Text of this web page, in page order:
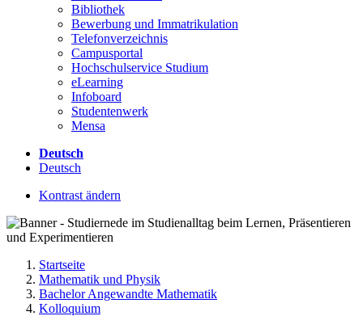
Bibliothek
Bewerbung und Immatrikulation
Telefonverzeichnis
Campusportal
Hochschulservice Studium
eLearning
Infoboard
Studentenwerk
Mensa
Deutsch
Deutsch
Kontrast ändern
Startseite
Mathematik und Physik
Bachelor Angewandte Mathematik
Kolloquium